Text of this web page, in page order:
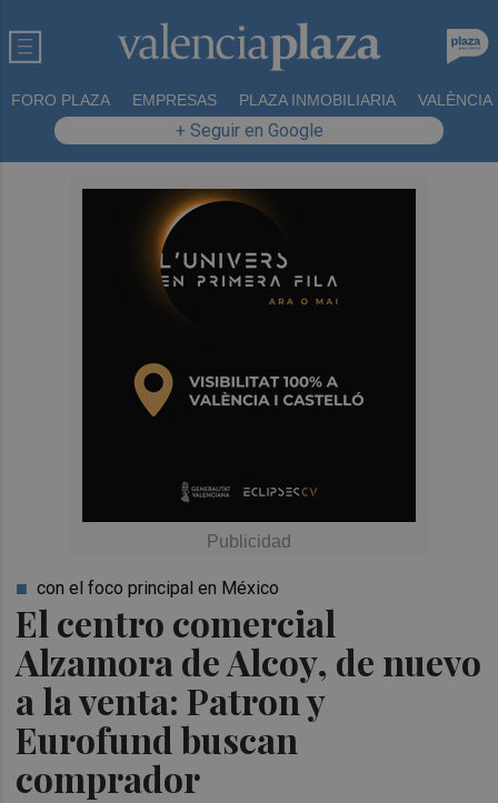
FORO PLAZA EMPRESAS PLAZA INMOBILIARIA VALÈNCIA
+ Seguir en Google
El centro comercial
Alzamora de Alcoy, de nuevo
a la venta: Patron y
Eurofund buscan
comprador
con el foco principal en México